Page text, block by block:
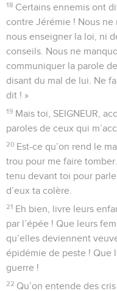
18 Certains ennemis ont
contre Jérémie ! Nous ne
nous enseigner la loi, ni
conseils. Nous ne
communiquer la parole
disant du mal de lui. Ne
dit ! »
19 Mais toi, SEIGNEUR,
paroles de ceux qui
20 Est-ce qu’on rend le
trou pour me faire
tenu devant toi pour
d’eux ta colère.
21 Eh bien, livre leurs
par l’épée ! Que leurs
qu’elles deviennent
épidémie de peste ! Que
guerre !
22 Qu’on entende des